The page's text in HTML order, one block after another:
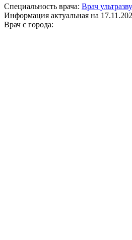
Специальность врача: Врач
Информация актуальная на
Врач с города: